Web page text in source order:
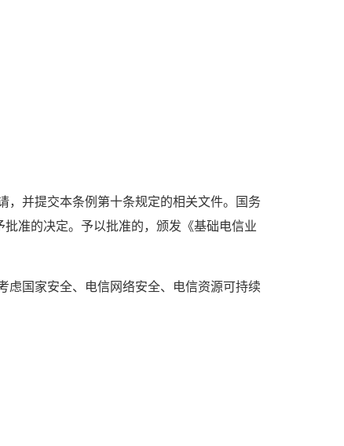
并提交本条例第十条规定的相关文件。国务
准的决定。予以批准的，颁发《基础电信业
国家安全、电信网络安全、电信资源可持续